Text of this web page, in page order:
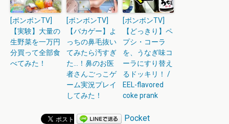
[ボンボンTV]
【実験】大量の
生野菜を一万円
分買って全部食
べてみた！
[ボンボンTV]
【バカゲー】よ
っちの鼻毛抜い
てみたら汚すぎ
た…！鼻のお医
者さんごっこゲ
ーム実況プレイ
してみた！
[ボンボンTV]
【どっきり】ペ
プシ・コーラ
を、うなぎ味コ
ーラにすり替え
るドッキリ！ /
EEL-flavored
coke prank
Pocket